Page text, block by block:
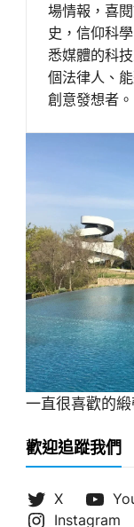
場情報，喜
史，信仰科
悉媒體的科
個法律人、
創意發想者。
一直很喜歡的
歡迎追蹤我們
X
Instagram